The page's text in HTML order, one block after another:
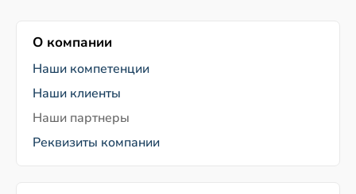
О компании
Наши компетенции
Наши клиенты
Наши партнеры
Реквизиты компании